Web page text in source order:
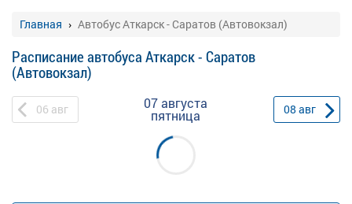
Главная Автобус Аткарск - Саратов (Автовокзал)
Расписание автобуса Аткарск - Саратов
(Автовокзал)
06 авг 07 августа
пятница 08 авг